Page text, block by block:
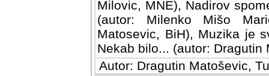
MNE), Nadirov spomenar
Milenko Mišo Maric, UK),
Muzika je svirala (autor:
(autor: Dragutin Matosevic,
Autor: Dragutin Matoševic,